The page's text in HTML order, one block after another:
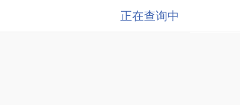
正在查询中